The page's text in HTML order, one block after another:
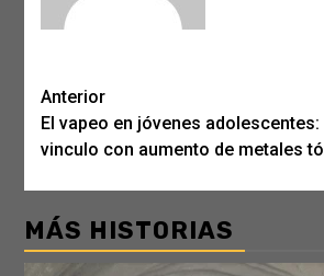
Post
navigation
Anterior
El vapeo en jóvenes
vinculo con aumento de metales
MÁS HISTORIAS